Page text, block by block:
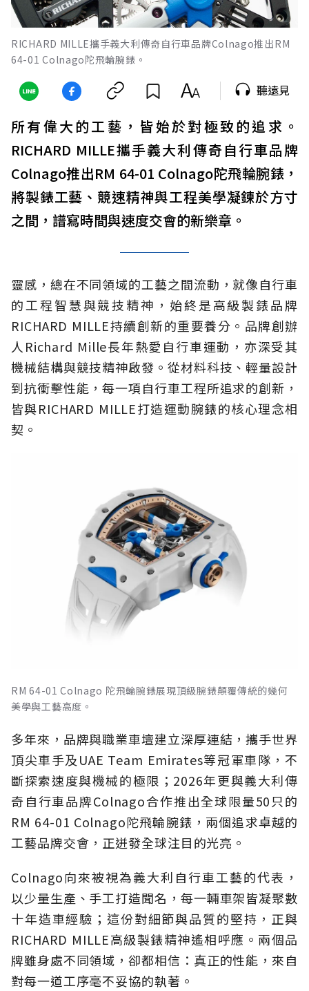
RICHARD MILLE攜手義大利傳奇自行車品牌Colnago推出RM
64-01 Colnago陀飛輪腕錶。
聽遠見
所有偉大的工藝，皆始於對極致的追求。
RICHARD MILLE攜手義大利傳奇自行車品牌
Colnago推出RM 64-01 Colnago陀飛輪腕錶，
將製錶工藝、競速精神與工程美學凝鍊於方寸
之間，譜寫時間與速度交會的新樂章。
靈感，總在不同領域的工藝之間流動，就像自行車
的工程智慧與競技精神，始終是高級製錶品牌
RICHARD MILLE持續創新的重要養分。品牌創辦
人Richard Mille長年熱愛自行車運動，亦深受其
機械結構與競技精神啟發。從材料科技、輕量設計
到抗衝擊性能，每一項自行車工程所追求的創新，
皆與RICHARD MILLE打造運動腕錶的核心理念相
契。
RM 64-01 Colnago 陀飛輪腕錶展現頂級腕錶顛覆傳統的幾何
美學與工藝高度。
多年來，品牌與職業車壇建立深厚連結，攜手世界
頂尖車手及UAE Team Emirates等冠軍車隊，不
斷探索速度與機械的極限；2026年更與義大利傳
奇自行車品牌Colnago合作推出全球限量50只的
RM 64-01 Colnago陀飛輪腕錶，兩個追求卓越的
工藝品牌交會，正迸發全球注目的光亮。
Colnago向來被視為義大利自行車工藝的代表，
以少量生產、手工打造聞名，每一輛車架皆凝聚數
十年造車經驗；這份對細節與品質的堅持，正與
RICHARD MILLE高級製錶精神遙相呼應。兩個品
牌雖身處不同領域，卻都相信：真正的性能，來自
對每一道工序毫不妥協的執著。